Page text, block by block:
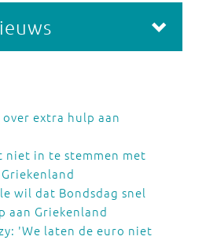
extra hulp aan
niet in te stemmen met
wil dat Bondsdag snel
aan Griekenland
'We laten de euro niet